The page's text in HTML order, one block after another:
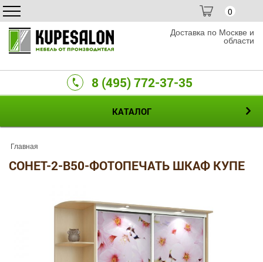
0
Доставка по Москве и
области
8 (495) 772-37-35
КАТАЛОГ
Главная
СОНЕТ-2-B50-ФОТОПЕЧАТЬ ШКАФ КУПЕ